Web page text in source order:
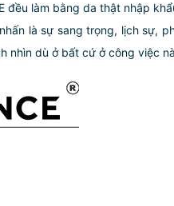
đều làm bằng da thật nhập
là sự sang trọng, lịch sự,
nhìn dù ở bất cứ ở công việc